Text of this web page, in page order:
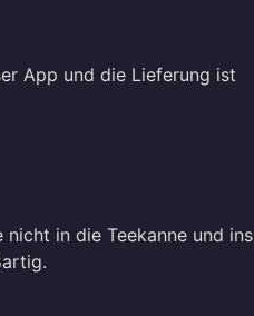
App und die Lieferung ist
in die Teekanne und ins